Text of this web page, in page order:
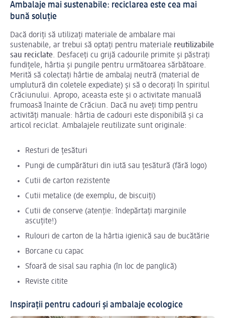
Ambalaje mai sustenabile: reciclarea este cea mai
bună soluție
Dacă doriți să utilizați materiale de ambalare mai
sustenabile, ar trebui să optați pentru materiale reutilizabile
sau reciclate. Desfaceți cu grijă cadourile primite și păstrați
fundițele, hârtia și pungile pentru următoarea sărbătoare.
Merită să colectați hârtie de ambalaj neutră (material de
umplutură din coletele expediate) și să o decorați în spiritul
Crăciunului. Apropo, aceasta este și o activitate manuală
frumoasă înainte de Crăciun. Dacă nu aveți timp pentru
activități manuale: hârtia de cadouri este disponibilă și ca
articol reciclat. Ambalajele reutilizate sunt originale:
Resturi de țesături
Pungi de cumpărături din iută sau țesătură (fără logo)
Cutii de carton rezistente
Cutii metalice (de exemplu, de biscuiți)
Cutii de conserve (atenție: îndepărtați marginile
ascuțite!)
Rulouri de carton de la hârtia igienică sau de bucătărie
Borcane cu capac
Sfoară de sisal sau raphia (în loc de panglică)
Reviste citite
Inspirații pentru cadouri și ambalaje ecologice